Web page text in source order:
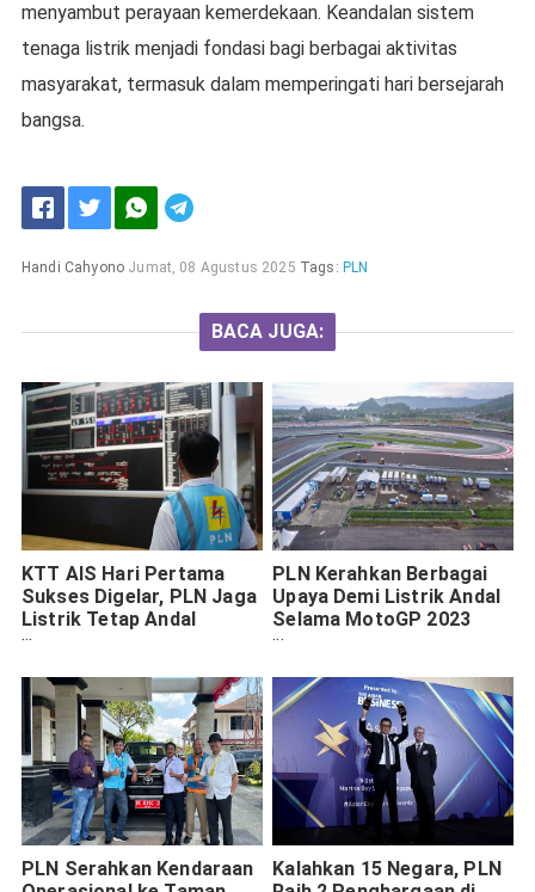
menyambut perayaan kemerdekaan. Keandalan sistem
tenaga listrik menjadi fondasi bagi berbagai aktivitas
masyarakat, termasuk dalam memperingati hari bersejarah
bangsa.
Handi Cahyono Jumat, 08 Agustus 2025 Tags: PLN
BACA JUGA:
KTT AIS Hari Pertama
Sukses Digelar, PLN Jaga
Listrik Tetap Andal
Selama Acara
PLN Kerahkan Berbagai
Upaya Demi Listrik Andal
Selama MotoGP 2023
Mandalika
PLN Serahkan Kendaraan
Kalahkan 15 Negara, PLN